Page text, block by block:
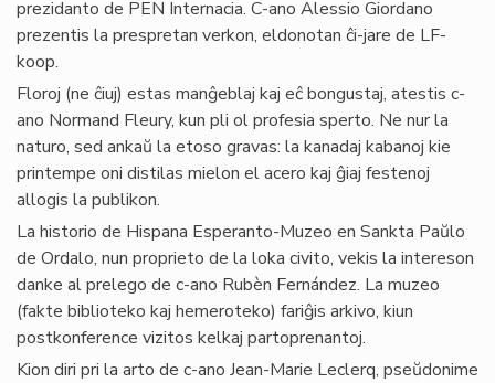
prezidanto de PEN Internacia. C-ano Alessio Giordano
prezentis la prespretan verkon, eldonotan ĉi-jare de LF-
koop.
Floroj (ne ĉiuj) estas manĝeblaj kaj eĉ bongustaj, atestis c-
ano Normand Fleury, kun pli ol profesia sperto. Ne nur la
naturo, sed ankaŭ la etoso gravas: la kanadaj kabanoj kie
printempe oni distilas mielon el acero kaj ĝiaj festenoj
allogis la publikon.
La historio de Hispana Esperanto-Muzeo en Sankta Paŭlo
de Ordalo, nun proprieto de la loka civito, vekis la intereson
danke al prelego de c-ano Rubèn Fernández. La muzeo
(fakte biblioteko kaj hemeroteko) fariĝis arkivo, kiun
postkonference vizitos kelkaj partoprenantoj.
Kion diri pri la arto de c-ano Jean-Marie Leclerq, pseŭdonime